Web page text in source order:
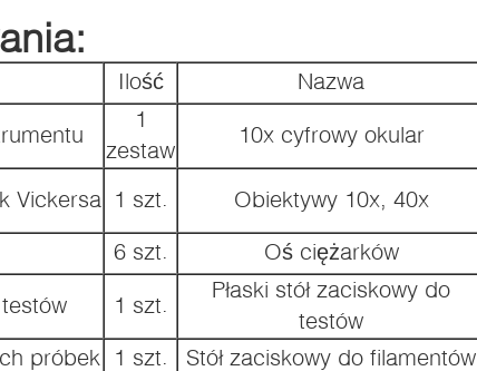
Ilość Nazwa
1
zestaw
10x cyfrowy okular
Vickersa 1 szt. Obiektywy 10x, 40x
6 szt. Oś ciężarków
1 szt.
Płaski stół zaciskowy do
testów
próbek
1 szt. Stół zaciskowy do filamentów